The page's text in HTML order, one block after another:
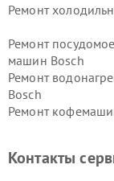
Ремонт
Ремонт
машин Bosch
Ремонт
Bosch
Ремонт
Ремонт
Контакты